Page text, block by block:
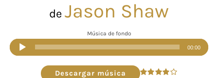
de Jason Shaw
Música de fondo
Reproductor
de
audio
00:00
Descargar música